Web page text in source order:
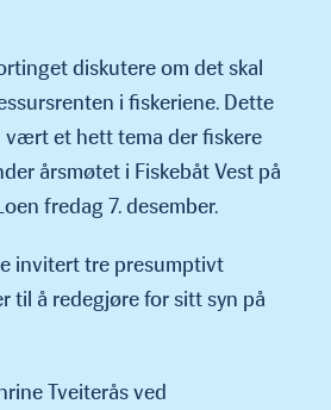
I år valgte man Hotel Alexandra i
(Foto: Thv jr.)
diskutere om det skal
i fiskeriene. Dette
vært et hett tema der fiskere
årsmøtet i Fiskebåt Vest på
fredag 7. desember.
invitert tre presumptivt
til å redegjøre for sitt syn på
Tveiterås ved